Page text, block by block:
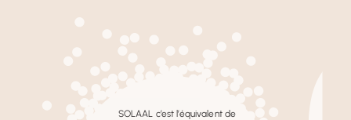
SOLAAL c’est l’équivalent de